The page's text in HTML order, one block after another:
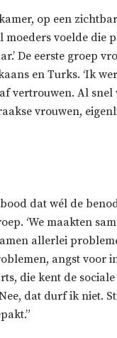
op een
moeders voelde die
De eerste groep
en Turks. ‘Ik
vertrouwen. Al snel
vrouwen,
dat wél de
‘We maakten
allerlei
angst voor
die kent de
dat durf ik niet.